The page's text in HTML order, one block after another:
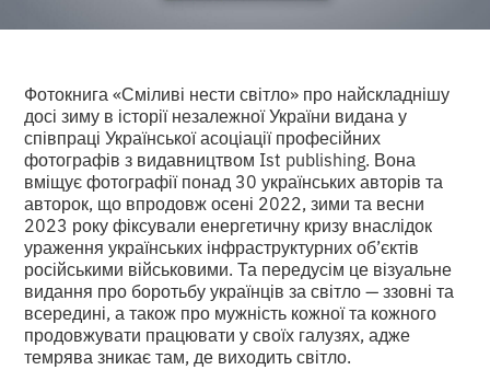
Фотокнига «Сміливі нести світло» про найскладнішу
досі зиму в історії незалежної України видана у
співпраці Української асоціації професійних
фотографів з видавництвом Ist publishing. Вона
вміщує фотографії понад 30 українських авторів та
авторок, що впродовж осені 2022, зими та весни
2023 року фіксували енергетичну кризу внаслідок
ураження українських інфраструктурних об’єктів
російськими військовими. Та передусім це візуальне
видання про боротьбу українців за світло — ззовні та
всередині, а також про мужність кожної та кожного
продовжувати працювати у своїх галузях, адже
темрява зникає там, де виходить світло.